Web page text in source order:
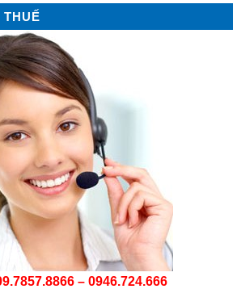
THUẾ
– 0946.724.666